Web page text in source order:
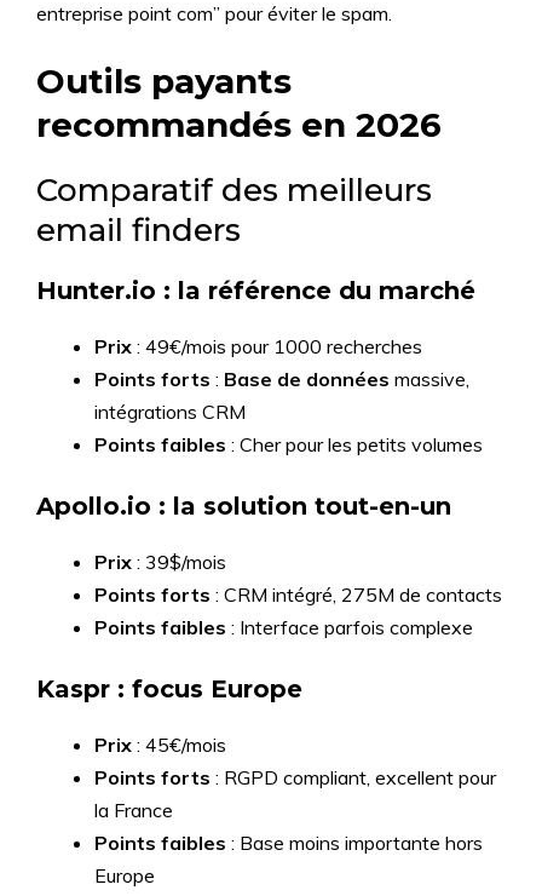
entreprise point com” pour éviter le spam.
Outils payants
recommandés en 2026
Comparatif des meilleurs
email finders
Hunter.io : la référence du marché
Prix : 49€/mois pour 1000 recherches
Points forts : Base de données massive,
intégrations CRM
Points faibles : Cher pour les petits volumes
Apollo.io : la solution tout-en-un
Prix : 39$/mois
Points forts : CRM intégré, 275M de contacts
Points faibles : Interface parfois complexe
Kaspr : focus Europe
Prix : 45€/mois
Points forts : RGPD compliant, excellent pour
la France
Points faibles : Base moins importante hors
Europe